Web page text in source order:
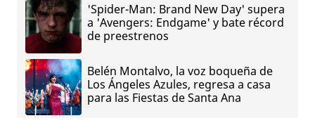
'Spider-Man: Brand New Day' supera
a 'Avengers: Endgame' y bate récord
de preestrenos
Belén Montalvo, la voz boqueña de
Los Ángeles Azules, regresa a casa
para las Fiestas de Santa Ana